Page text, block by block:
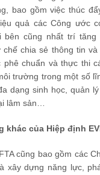
bao gồm việc thúc
quả các Công ước
bên cũng nhất trí
chế chia sẻ thông tin và
phê chuẩn và thực thi
trường trong một số
dạng sinh học, quản
lâm sản…
khác của Hiệp định
cũng bao gồm các
xây dựng năng lực,